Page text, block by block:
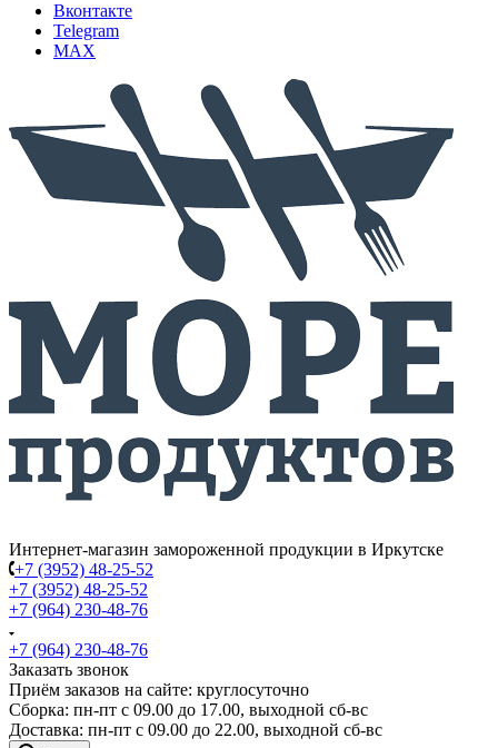
Вконтакте
Telegram
MAX
Интернет-магазин замороженной продукции в Иркутске
+7 (3952) 48-25-52
+7 (3952) 48-25-52
+7 (964) 230-48-76
+7 (964) 230-48-76
Заказать звонок
Приём заказов на сайте: круглосуточно
Сборка: пн-пт с 09.00 до 17.00, выходной сб-вс
Доставка: пн-пт с 09.00 до 22.00, выходной сб-вс